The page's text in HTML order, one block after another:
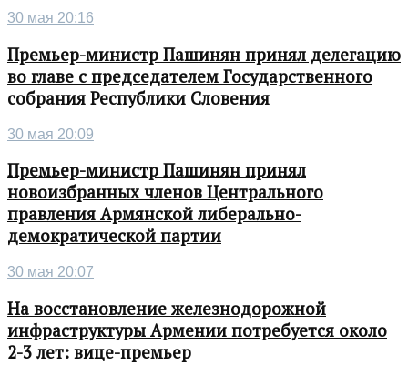
30 мая 20:16
Премьер-министр Пашинян принял делегацию
во главе с председателем Государственного
собрания Республики Словения
30 мая 20:09
Премьер-министр Пашинян принял
новоизбранных членов Центрального
правления Армянской либерально-
демократической партии
30 мая 20:07
На восстановление железнодорожной
инфраструктуры Армении потребуется около
2-3 лет: вице-премьер